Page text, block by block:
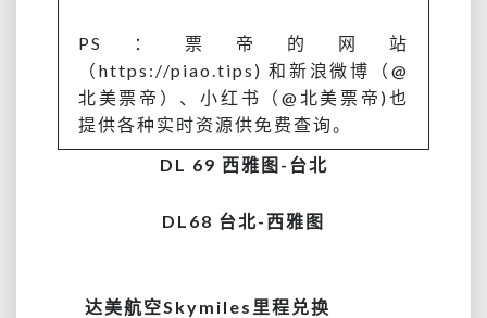
有
票，
联
运
也
可
PS：票帝的网站
（https://piao.tips) 和新浪微博 （ @
北美票帝 ）、小红书 （ @北美票帝) 也
提供各种实时资源供免费查询。
DL 69 西雅图-台北
DL68 台北-西雅图
达美航空Skymiles里程兑换